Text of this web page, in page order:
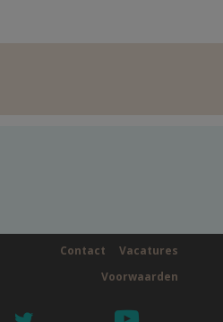
Vacatures
Contact
Voorwaarden